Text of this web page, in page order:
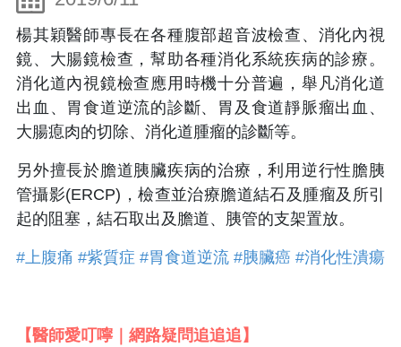
楊其穎醫師專長在各種腹部超音波檢查、消化內視
鏡、大腸鏡檢查，幫助各種消化系統疾病的診療。
消化道內視鏡檢查應用時機十分普遍，舉凡消化道
出血、胃食道逆流的診斷、胃及食道靜脈瘤出血、
大腸瘜肉的切除、消化道腫瘤的診斷等。
另外擅長於膽道胰臟疾病的治療，利用逆行性膽胰
管攝影(ERCP)，檢查並治療膽道結石及腫瘤及所引
起的阻塞，結石取出及膽道、胰管的支架置放。
#上腹痛 #紫質症 #胃食道逆流 #胰臟癌 #消化性潰瘍
【醫師愛叮嚀｜網路疑問追追追】